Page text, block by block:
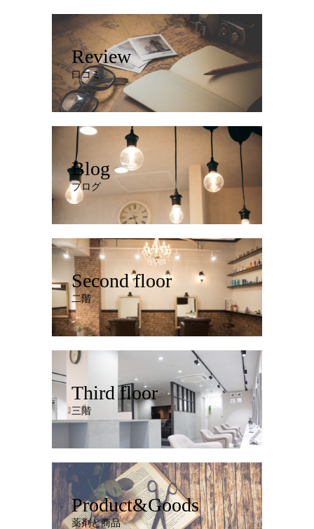
Review
口コミ
Blog
ブログ
Second floor
二階
Third floor
三階
Product&Goods
薬剤と商品